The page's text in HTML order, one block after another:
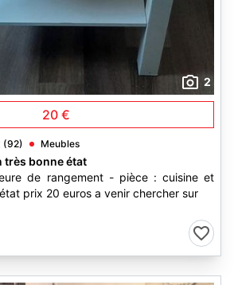
2
20 €
(92) Meubles
très bonne état
de rangement - pièce : cuisine et
prix 20 euros a venir chercher sur